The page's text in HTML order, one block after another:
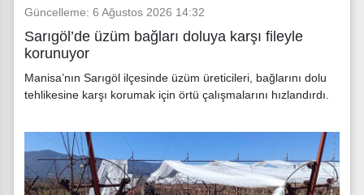
Güncelleme: 6 Ağustos 2026 14:32
Sarıgöl’de üzüm bağları doluya karşı fileyle
korunuyor
Manisa’nın Sarıgöl ilçesinde üzüm üreticileri, bağlarını dolu
tehlikesine karşı korumak için örtü çalışmalarını hızlandırdı.